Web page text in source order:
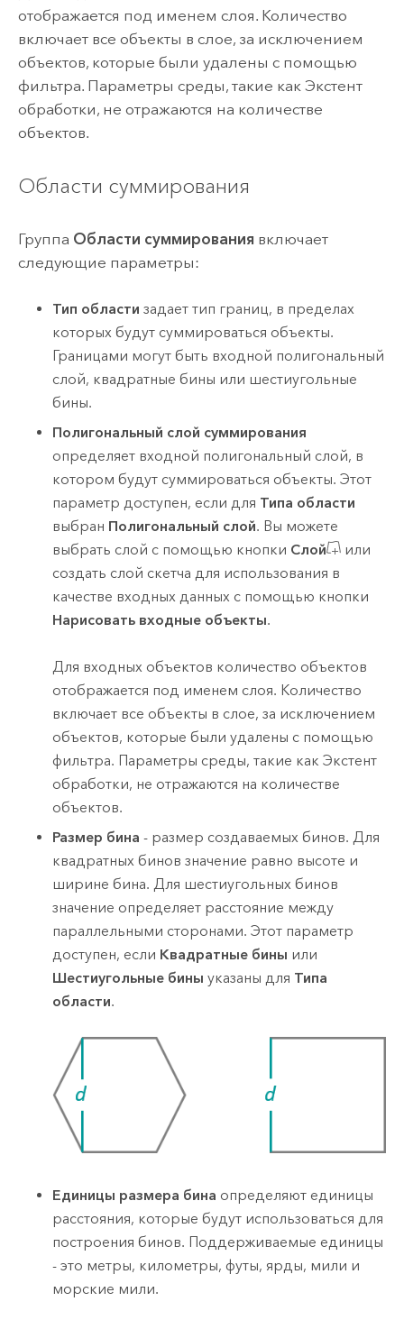
отображается под именем слоя. Количество
включает все объекты в слое, за исключением
объектов, которые были удалены с помощью
фильтра. Параметры среды, такие как Экстент
обработки, не отражаются на количестве
объектов.
Области суммирования
Группа Области суммирования включает
следующие параметры:
Тип области задает тип границ, в пределах
которых будут суммироваться объекты.
Границами могут быть входной полигональный
слой, квадратные бины или шестиугольные
бины.
Полигональный слой суммирования
определяет входной полигональный слой, в
котором будут суммироваться объекты. Этот
параметр доступен, если для Типа области
выбран Полигональный слой. Вы можете
выбрать слой с помощью кнопки Слой
или
создать слой скетча для использования в
качестве входных данных с помощью кнопки
Нарисовать входные объекты.
Для входных объектов количество объектов
отображается под именем слоя. Количество
включает все объекты в слое, за исключением
объектов, которые были удалены с помощью
фильтра. Параметры среды, такие как Экстент
обработки, не отражаются на количестве
объектов.
Размер бина - размер создаваемых бинов. Для
квадратных бинов значение равно высоте и
ширине бина. Для шестиугольных бинов
значение определяет расстояние между
параллельными сторонами. Этот параметр
доступен, если Квадратные бины или
Шестиугольные бины указаны для Типа
области.
Единицы размера бина определяют единицы
расстояния, которые будут использоваться для
построения бинов. Поддерживаемые единицы
- это метры, километры, футы, ярды, мили и
морские мили.